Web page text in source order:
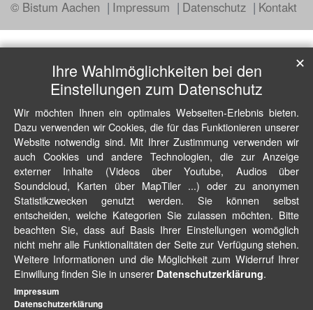
© Bistum Aachen Impressum Datenschutz Kontakt
Ihre Wahlmöglichkeiten bei den
Einstellungen zum Datenschutz
Wir möchten Ihnen ein optimales Webseiten-Erlebnis bieten.
Dazu verwenden wir Cookies, die für das Funktionieren unserer
Website notwendig sind. Mit Ihrer Zustimmung verwenden wir
auch Cookies und andere Technologien, die zur Anzeige
externer Inhalte (Videos über Youtube, Audios über
Soundcloud, Karten über MapTiler ...) oder zu anonymen
Statistikzwecken genutzt werden. Sie können selbst
entscheiden, welche Kategorien Sie zulassen möchten. Bitte
beachten Sie, dass auf Basis Ihrer Einstellungen womöglich
nicht mehr alle Funktionalitäten der Seite zur Verfügung stehen.
Weitere Informationen und die Möglichkeit zum Widerruf Ihrer
Einwillung finden Sie in unserer Datenschutzerklärung.
✕
Impressum
Datenschutzerklärung